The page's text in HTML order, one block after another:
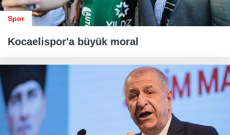
Spor
Kocaelispor'a büyük moral